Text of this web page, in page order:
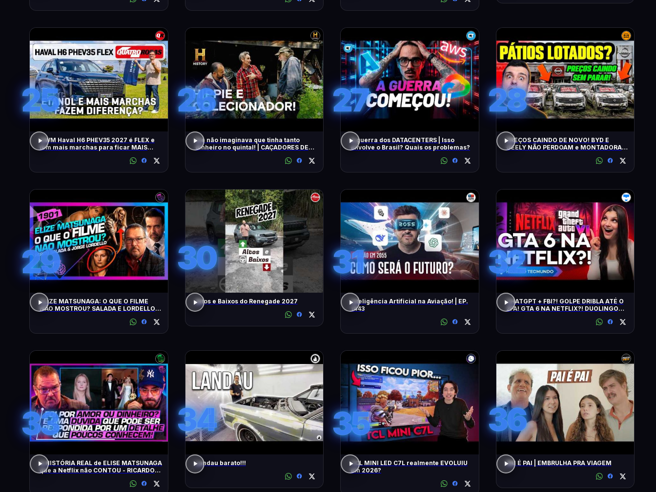
25
GWM Haval H6 PHEV35 2027 é FLEX e
tem mais marchas para ficar MAIS
26
Ele não imaginava que tinha tanto
dinheiro no quintal! | CAÇADORES DE
27
A guerra dos DATACENTERS | Isso
envolve o Brasil? Quais os problemas?
28
PREÇOS CAINDO DE NOVO! BYD E
GEELY NÃO PERDOAM e MONTADORAS
29
ELIZE MATSUNAGA: O QUE O FILME
NÃO MOSTROU? SALADA E LORDELLO -
30
Altos e Baixos do Renegade 2027
31
Inteligência Artificial na Aviação! | EP.
1443
32
CHATGPT + FBI?! GOLPE DRIBLA ATÉ O
2FA! GTA 6 NA NETFLIX?! DUOLINGO
33
A HISTÓRIA REAL de ELISE MATSUNAGA
que a Netflix não CONTOU - RICARDO
34
Landau barato!!!
35
TCL MINI LED C7L realmente EVOLUIU
em 2026?
36
PAI É PAI | EMBRULHA PRA VIAGEM